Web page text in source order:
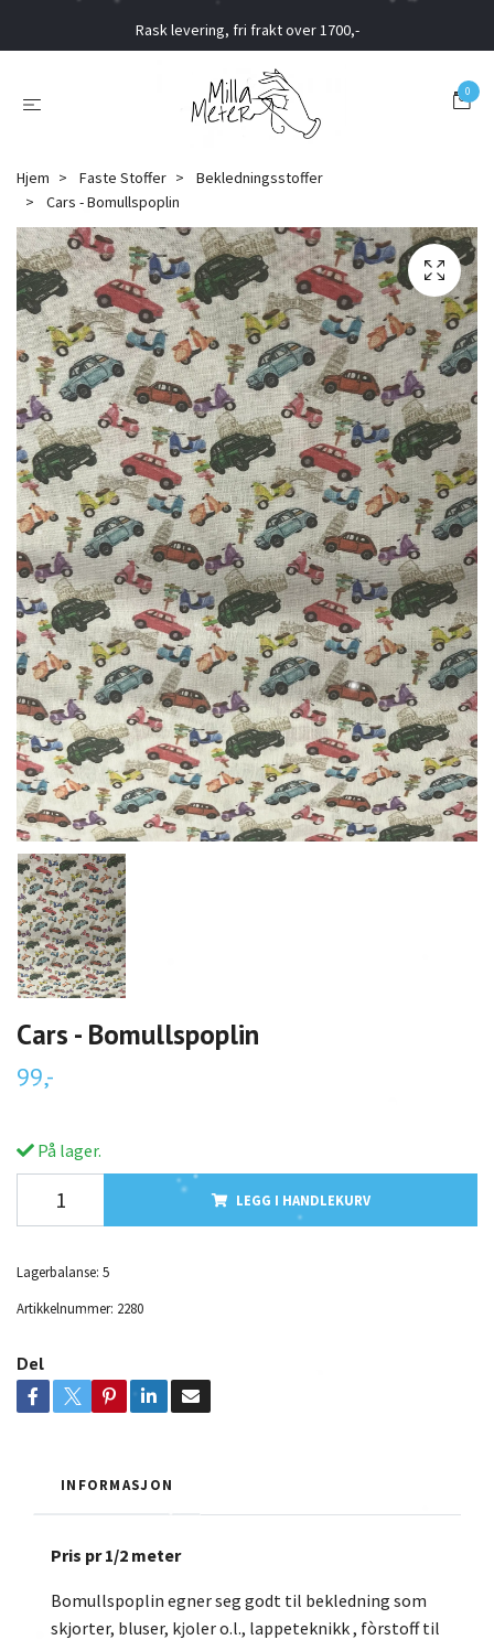
Rask levering, fri frakt over 1700,-
0
Hjem Faste Stoffer
Bekledningsstoffer
Cars - Bomullspoplin
Cars - Bomullspoplin
99,-
På lager.
LEGG I HANDLEKURV
Lagerbalanse: 5
Artikkelnummer: 2280
Del
INFORMASJON
Pris pr 1/2 meter
Bomullspoplin egner seg godt til bekledning som
skjorter, bluser, kjoler o.l., lappeteknikk , fòrstoff til